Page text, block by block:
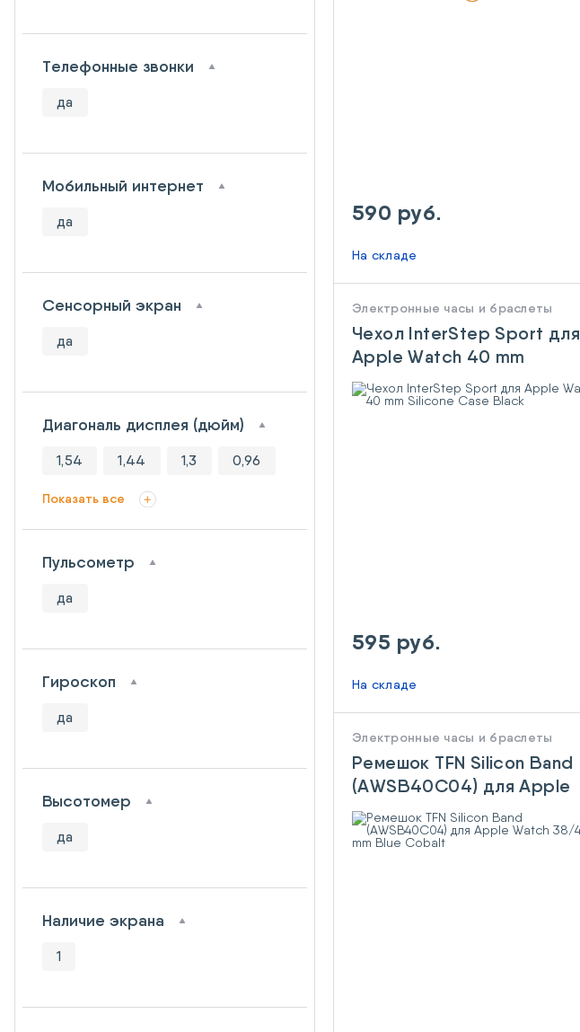
Телефонные звонки
да
Мобильный интернет
да
Сенсорный экран
да
Диагональ дисплея (дюйм)
1,54 1,44 1,3 0,96
Показать все
Пульсометр
да
Гироскоп
да
Высотомер
да
Наличие экрана
1
590 руб.
На складе
Электронные часы и браслеты
Чехол InterStep Sport для
Apple Watch 40 mm
Silicone Case Black
595 руб.
На складе
Электронные часы и браслеты
Ремешок TFN Silicon Band
(AWSB40C04) для Apple
Watch 38/40 mm Blue
Cobalt